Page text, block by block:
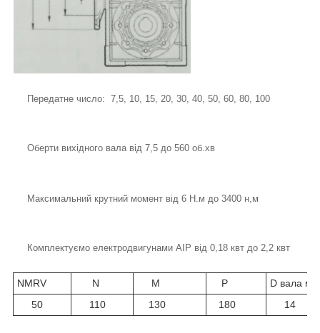
Передатне число: 7,5, 10, 15, 20, 30, 40, 50, 60, 80, 100
Оберти вихідного вала від 7,5 до 560 об.хв
Максимальний крутний момент від 6 Н.м до 3400 н,м
Комплектуємо електродвигунами АІР від 0,18 квт до 2,2 квт
NMRV N M P
D вала мм
50
110 130 180 14